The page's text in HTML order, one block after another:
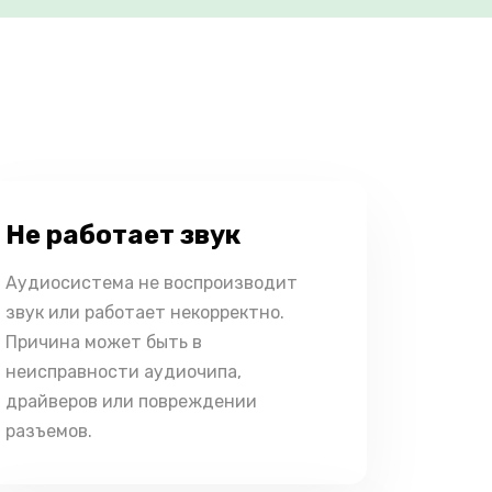
Не работает звук
Аудиосистема не воспроизводит
звук или работает некорректно.
Причина может быть в
неисправности аудиочипа,
драйверов или повреждении
разъемов.